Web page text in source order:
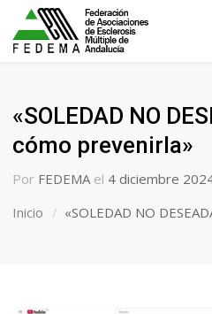
«SOLEDAD NO
cómo prevenirla»
Por FEDEMA el 4 diciembre
Inicio
«SOLEDAD NO